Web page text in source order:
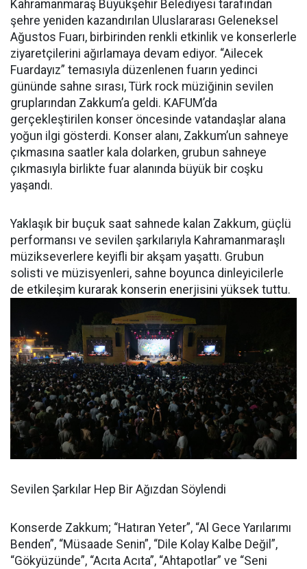
Kahramanmaraş Büyükşehir Belediyesi tarafından
şehre yeniden kazandırılan Uluslararası Geleneksel
Ağustos Fuarı, birbirinden renkli etkinlik ve konserlerle
ziyaretçilerini ağırlamaya devam ediyor. “Ailecek
Fuardayız” temasıyla düzenlenen fuarın yedinci
gününde sahne sırası, Türk rock müziğinin sevilen
gruplarından Zakkum’a geldi. KAFUM’da
gerçekleştirilen konser öncesinde vatandaşlar alana
yoğun ilgi gösterdi. Konser alanı, Zakkum’un sahneye
çıkmasına saatler kala dolarken, grubun sahneye
çıkmasıyla birlikte fuar alanında büyük bir coşku
yaşandı.
Yaklaşık bir buçuk saat sahnede kalan Zakkum, güçlü
performansı ve sevilen şarkılarıyla Kahramanmaraşlı
müzikseverlere keyifli bir akşam yaşattı. Grubun
solisti ve müzisyenleri, sahne boyunca dinleyicilerle
de etkileşim kurarak konserin enerjisini yüksek tuttu.
Sevilen Şarkılar Hep Bir Ağızdan Söylendi
Konserde Zakkum; “Hatıran Yeter”, “Al Gece Yarılarımı
Benden”, “Müsaade Senin”, “Dile Kolay Kalbe Değil”,
“Gökyüzünde”, “Acıta Acıta”, “Ahtapotlar” ve “Seni